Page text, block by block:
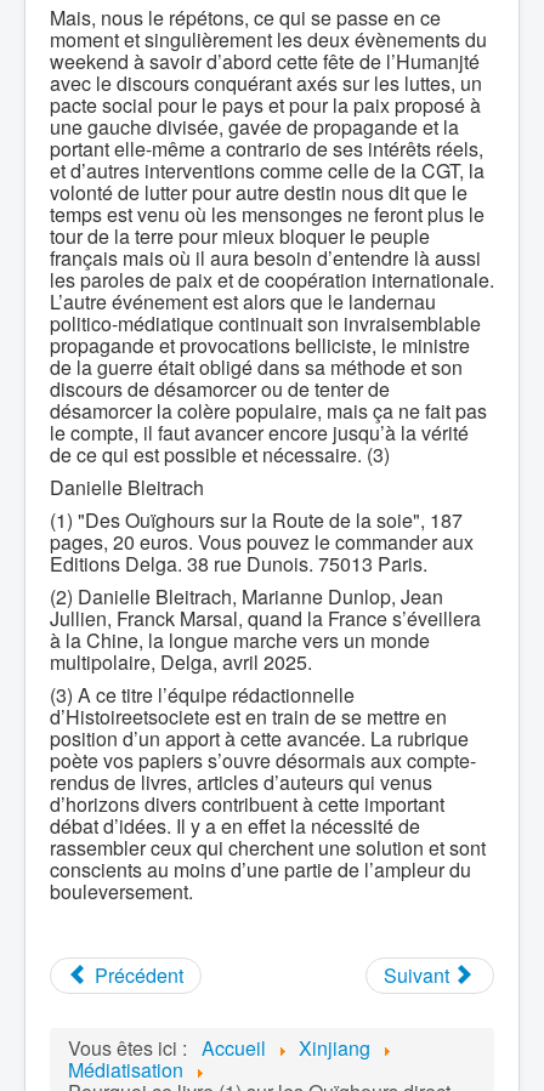
Mais, nous le répétons, ce qui se passe en ce
moment et singulièrement les deux évènements du
weekend à savoir d’abord cette fête de l’Humanjté
avec le discours conquérant axés sur les luttes, un
pacte social pour le pays et pour la paix proposé à
une gauche divisée, gavée de propagande et la
portant elle-même a contrario de ses intérêts réels,
et d’autres interventions comme celle de la CGT, la
volonté de lutter pour autre destin nous dit que le
temps est venu où les mensonges ne feront plus le
tour de la terre pour mieux bloquer le peuple
français mais où il aura besoin d’entendre là aussi
les paroles de paix et de coopération internationale.
L’autre événement est alors que le landernau
politico-médiatique continuait son invraisemblable
propagande et provocations belliciste, le ministre
de la guerre était obligé dans sa méthode et son
discours de désamorcer ou de tenter de
désamorcer la colère populaire, mais ça ne fait pas
le compte, il faut avancer encore jusqu’à la vérité
de ce qui est possible et nécessaire. (3)
Danielle Bleitrach
(1) "Des Ouïghours sur la Route de la soie", 187
pages, 20 euros. Vous pouvez le commander aux
Editions Delga. 38 rue Dunois. 75013 Paris.
(2) Danielle Bleitrach, Marianne Dunlop, Jean
Jullien, Franck Marsal, quand la France s’éveillera
à la Chine, la longue marche vers un monde
multipolaire, Delga, avril 2025.
(3) A ce titre l’équipe rédactionnelle
d’Histoireetsociete est en train de se mettre en
position d’un apport à cette avancée. La rubrique
poète vos papiers s’ouvre désormais aux compte-
rendus de livres, articles d’auteurs qui venus
d’horizons divers contribuent à cette important
débat d’idées. Il y a en effet la nécessité de
rassembler ceux qui cherchent une solution et sont
conscients au moins d’une partie de l’ampleur du
bouleversement.
Précédent Suivant
Vous êtes ici : Accueil Xinjiang
Médiatisation